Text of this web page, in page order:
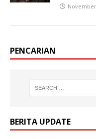
PENCARIAN
BERITA UPDATE